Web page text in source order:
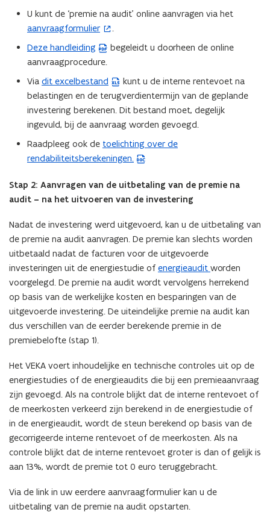
U kunt de ‘premie na audit’ online aanvragen via het
aanvraagformulier
(
o
p
n
t
i
n
n
i
u
w
e
n
s
t
e
r
)
.
Deze handleiding
(
P
D
F
b
e
t
a
p
e
n
t
i
n
n
i
e
w
v
e
n
s
t
e
r
begeleidt u doorheen de online
aanvraagprocedure.
Via dit excelbestand
(
E
x
c
e
l
e
s
a
n
d
o
p
e
n
t
i
n
i
e
u
w
v
e
n
s
kunt u de interne rentevoet na
belastingen en de terugverdientermijn van de geplande
investering berekenen. Dit bestand moet, degelijk
ingevuld, bij de aanvraag worden gevoegd.
Raadpleeg ook de toelichting over de
rendabiliteitsberekeningen.
(
W
r
d
e
s
t
a
n
d
o
p
n
t
i
n
n
i
e
u
v
e
Stap 2: Aanvragen van de uitbetaling van de premie na
audit – na het uitvoeren van de investering
Nadat de investering werd uitgevoerd, kan u de uitbetaling van
de premie na audit aanvragen. De premie kan slechts worden
uitbetaald nadat de facturen voor de uitgevoerde
investeringen uit de energiestudie ofenergieaudit worden
voorgelegd. De premie na audit wordt vervolgens herrekend
op basis van de werkelijke kosten en besparingen van de
uitgevoerde investering. De uiteindelijke premie na audit kan
dus verschillen van de eerder berekende premie in de
premiebelofte (stap 1).
Het VEKA voert inhoudelijke en technische controles uit op de
energiestudies of de energieaudits die bij een premieaanvraag
zijn gevoegd. Als na controle blijkt dat de interne rentevoet of
de meerkosten verkeerd zijn berekend in de energiestudie of
in de energieaudit, wordt de steun berekend op basis van de
gecorrigeerde interne rentevoet of de meerkosten. Als na
controle blijkt dat de interne rentevoet groter is dan of gelijk is
aan 13%, wordt de premie tot 0 euro teruggebracht.
Via de link in uw eerdere aanvraagformulier kan u de
uitbetaling van de premie na audit opstarten.